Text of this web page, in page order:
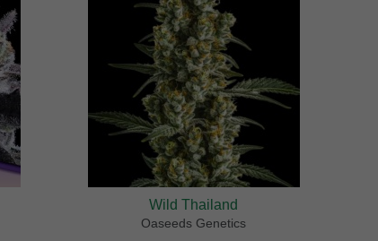
Wild Thailand
Oaseeds Genetics